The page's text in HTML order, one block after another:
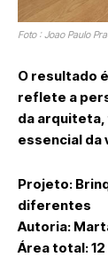
Foto : Joao Paulo
O resultado
reflete a
da
essencial da
Projeto:
diferentes
Autoria:
Área total: 12